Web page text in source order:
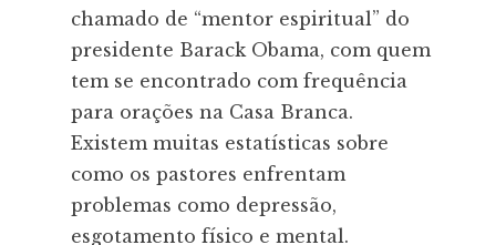
chamado de “mentor espiritual” do
presidente Barack Obama, com quem
tem se encontrado com frequência
para orações na Casa Branca.
Existem muitas estatísticas sobre
como os pastores enfrentam
problemas como depressão,
esgotamento físico e mental.